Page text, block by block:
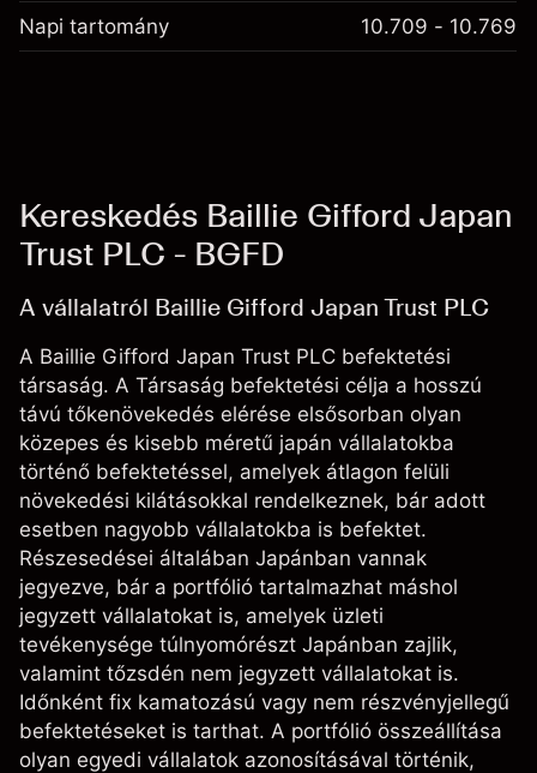
Napi tartomány 10.709 - 10.769
Kereskedés Baillie Gifford Japan
Trust PLC - BGFD
A vállalatról Baillie Gifford Japan Trust PLC
A Baillie Gifford Japan Trust PLC befektetési
társaság. A Társaság befektetési célja a hosszú
távú tőkenövekedés elérése elsősorban olyan
közepes és kisebb méretű japán vállalatokba
történő befektetéssel, amelyek átlagon felüli
növekedési kilátásokkal rendelkeznek, bár adott
esetben nagyobb vállalatokba is befektet.
Részesedései általában Japánban vannak
jegyezve, bár a portfólió tartalmazhat máshol
jegyzett vállalatokat is, amelyek üzleti
tevékenysége túlnyomórészt Japánban zajlik,
valamint tőzsdén nem jegyzett vállalatokat is.
Időnként fix kamatozású vagy nem részvényjellegű
befektetéseket is tarthat. A portfólió összeállítása
olyan egyedi vállalatok azonosításával történik,